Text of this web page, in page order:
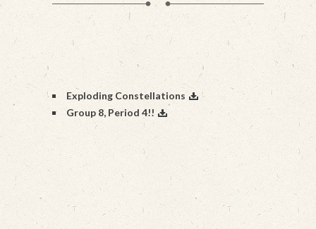
Exploding Constellations
Group 8, Period 4!!